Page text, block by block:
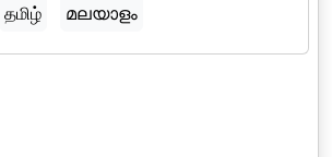
தமிழ் മലയാളം